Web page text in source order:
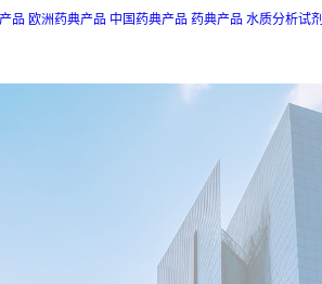
品 欧洲药典产品 中国药典产品 药典产品 水质分析试剂